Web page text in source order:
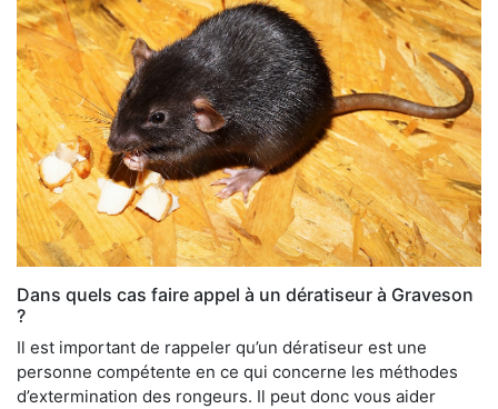
Dans quels cas faire appel à un dératiseur à Graveson
?
Il est important de rappeler qu’un dératiseur est une
personne compétente en ce qui concerne les méthodes
d’extermination des rongeurs. Il peut donc vous aider